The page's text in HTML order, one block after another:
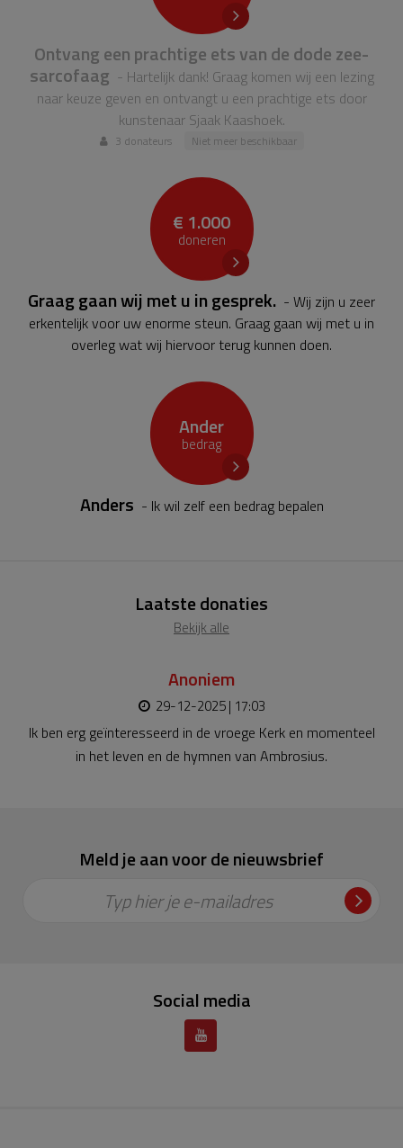
Ontvang een prachtige ets van de dode zee-
sarcofaag - Hartelijk dank! Graag komen wij een lezing
naar keuze geven en ontvangt u een prachtige ets door
kunstenaar Sjaak Kaashoek.
3 donateurs Niet meer beschikbaar
€ 1.000
doneren
Graag gaan wij met u in gesprek. - Wij zijn u zeer
erkentelijk voor uw enorme steun. Graag gaan wij met u in
overleg wat wij hiervoor terug kunnen doen.
Ander
bedrag
Anders - Ik wil zelf een bedrag bepalen
Laatste donaties
Bekijk alle
Anoniem
29-12-2025 | 17:03
Ik ben erg geïnteresseerd in de vroege Kerk en momenteel
in het leven en de hymnen van Ambrosius.
Meld je aan voor de nieuwsbrief
Typ hier je e-mailadres
Social media